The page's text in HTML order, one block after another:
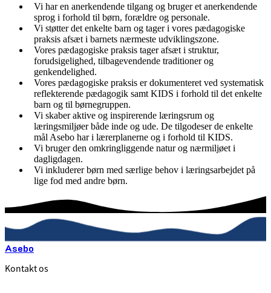
Vi har en anerkendende tilgang og bruger et anerkendende
sprog i forhold til børn, forældre og personale.
Vi støtter det enkelte barn og tager i vores pædagogiske
praksis afsæt i barnets nærmeste udviklingszone.
Vores pædagogiske praksis tager afsæt i struktur,
forudsigelighed, tilbagevendende traditioner og
genkendelighed.
Vores pædagogiske praksis er dokumenteret ved systematisk
reflekterende pædagogik samt KIDS i forhold til det enkelte
barn og til børnegruppen.
Vi skaber aktive og inspirerende læringsrum og
læringsmiljøer både inde og ude. De tilgodeser de enkelte
mål Asebo har i lærerplanerne og i forhold til KIDS.
Vi bruger den omkringliggende natur og nærmiljøet i
dagligdagen.
Vi inkluderer børn med særlige behov i læringsarbejdet på
lige fod med andre børn.
Asebo
Kontakt os